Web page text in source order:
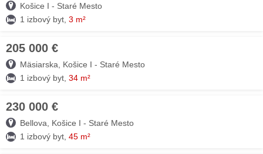
Košice I - Staré Mesto
1 izbový byt, 3 m²
205 000 €
Mäsiarska, Košice I - Staré Mesto
1 izbový byt, 34 m²
230 000 €
Bellova, Košice I - Staré Mesto
1 izbový byt, 45 m²